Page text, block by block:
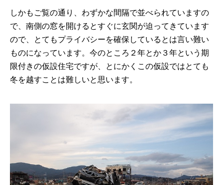
しかもご覧の通り、わずかな間隔で並べられていますの
で、南側の窓を開けるとすぐに玄関が迫ってきています
ので、とてもプライバシーを確保しているとは言い難い
ものになっています。今のところ２年とか３年という期
限付きの仮設住宅ですが、とにかくこの仮設ではとても
冬を越すことは難しいと思います。